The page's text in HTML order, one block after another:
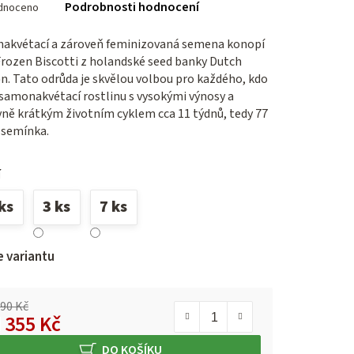
Podrobnosti hodnocení
a zároveň feminizovaná semena konopí
Biscotti z holandské seed banky Dutch
Tato odrůda je skvělou volbou pro každého, kdo
rostlinu s vysokými výnosy a
krátkým životním cyklem cca 11 týdnů, tedy 77
3 ks 7 ks
variantu
Kč
355 Kč
cena:
DO KOŠÍKU